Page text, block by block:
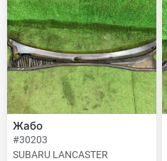
Жабо
#30203
SUBARU LANCASTER